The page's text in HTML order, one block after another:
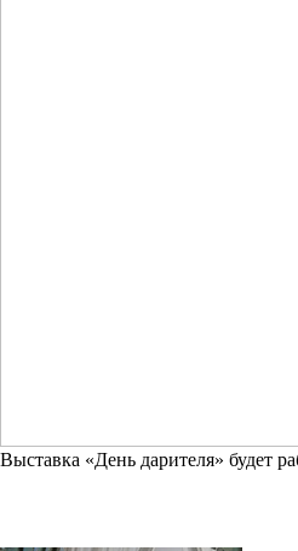
Выставка «День дарителя» будет